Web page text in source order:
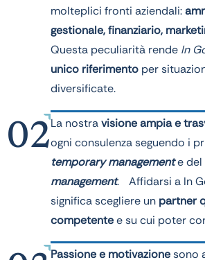
molteplici fronti aziendali:
gestionale, finanziario,
Questa peculiarità rende In
unico riferimento per
diversificate.
02La nostravisione ampia e
ogni consulenza seguendo i
temporary managemente del
management. Affidarsi a In
significa scegliere un partner
competentee su cui poter
Passione e motivazionesono